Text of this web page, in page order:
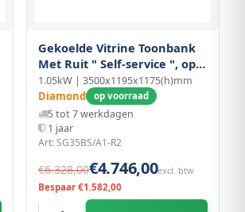
Gekoelde Vitrine Toonbank
Met Ruit " Self-service ", op
Sokkels
1.05kW | 3500x1195x1175(h)mm
Diamond op voorraad
5 tot 7 werkdagen
1 jaar
Art: SG35BS/A1-R2
€6.328,00€4.746,00excl. btw
Bespaar €1.582,00